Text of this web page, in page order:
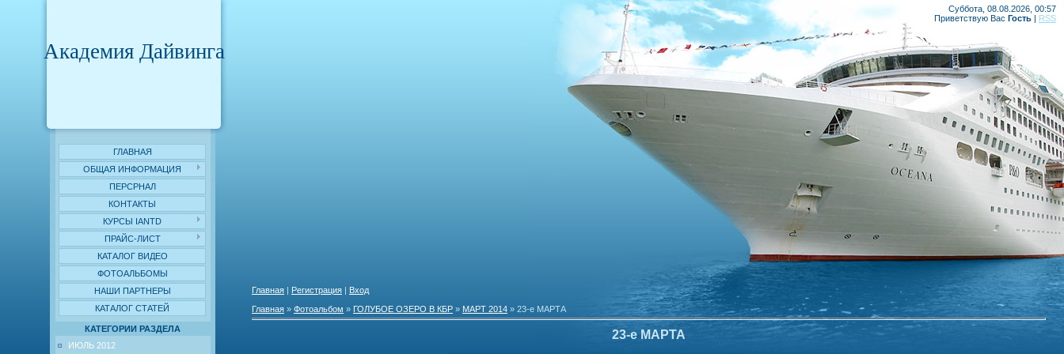
Академия Дайвинга
ГЛАВНАЯ
ОБЩАЯ ИНФОРМАЦИЯ
ПЕРСРНАЛ
КОНТАКТЫ
КУРСЫ IANTD
ПРАЙС-ЛИСТ
КАТАЛОГ ВИДЕО
ФОТОАЛЬБОМЫ
НАШИ ПАРТНЕРЫ
КАТАЛОГ СТАТЕЙ
КАТЕГОРИИ РАЗДЕЛА
ИЮЛЬ 2012
Суббота, 08.08.2026, 00:57
Приветствую Вас Гость | RSS
Главная | Регистрация | Вход
Главная » Фотоальбом » ГОЛУБОЕ ОЗЕРО В КБР » МАРТ 2014 » 23-е МАРТА
23-е МАРТА